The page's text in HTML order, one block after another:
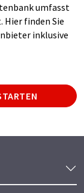
umfasst
Hier finden Sie
inklusive